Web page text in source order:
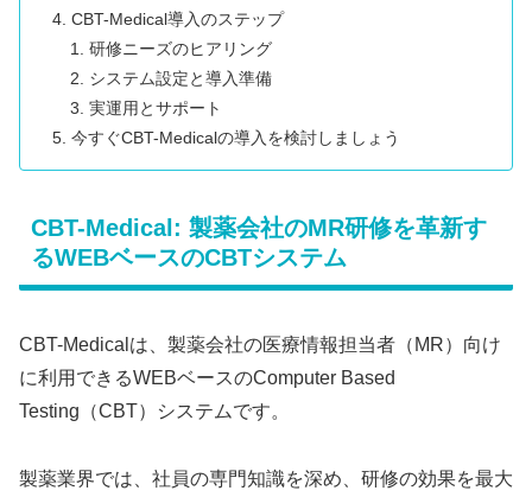
CBT-Medical導入のステップ
研修ニーズのヒアリング
システム設定と導入準備
実運用とサポート
今すぐCBT-Medicalの導入を検討しましょう
CBT-Medical: 製薬会社のMR研修を革新す
るWEBベースのCBTシステム
CBT-Medicalは、製薬会社の医療情報担当者（MR）向け
に利用できるWEBベースのComputer Based
Testing（CBT）システムです。
製薬業界では、社員の専門知識を深め、研修の効果を最大